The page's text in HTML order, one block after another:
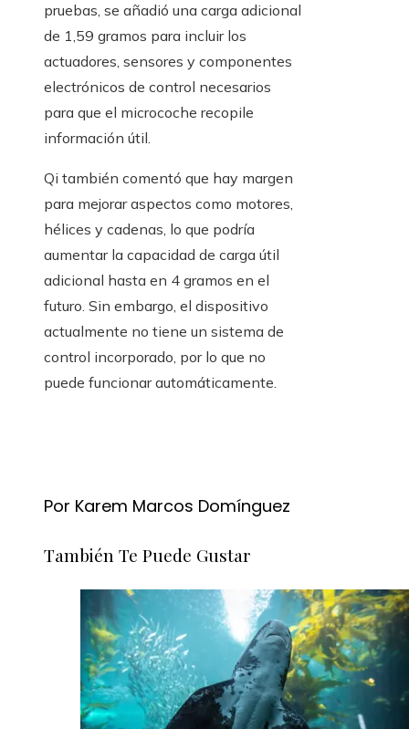
pruebas, se añadió una carga adicional
de 1,59 gramos para incluir los
actuadores, sensores y componentes
electrónicos de control necesarios
para que el microcoche recopile
información útil.
Qi también comentó que hay margen
para mejorar aspectos como motores,
hélices y cadenas, lo que podría
aumentar la capacidad de carga útil
adicional hasta en 4 gramos en el
futuro. Sin embargo, el dispositivo
actualmente no tiene un sistema de
control incorporado, por lo que no
puede funcionar automáticamente.
Por Karem Marcos Domínguez
También Te Puede Gustar